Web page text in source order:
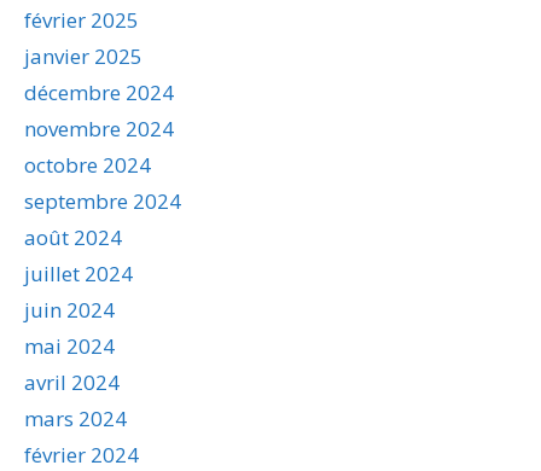
février 2025
janvier 2025
décembre 2024
novembre 2024
octobre 2024
septembre 2024
août 2024
juillet 2024
juin 2024
mai 2024
avril 2024
mars 2024
février 2024